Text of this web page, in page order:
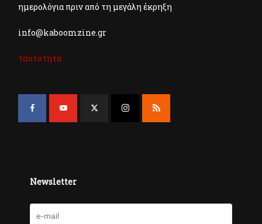
ημερολόγια πριν από τη μεγάλη έκρηξη
info@kaboomzine.gr
ταυτότητα
Newsletter